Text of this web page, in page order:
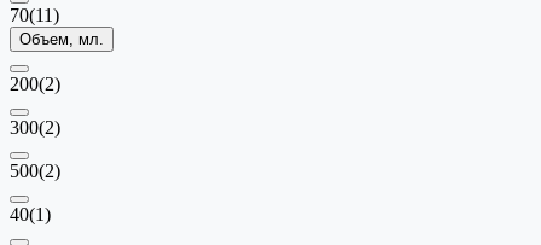
70(11)
Объем, мл.
200(2)
300(2)
500(2)
40(1)